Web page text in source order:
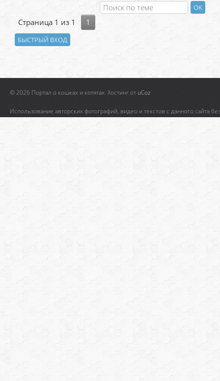
Страница 1 из 1 1
© 2026 Портал о кошках и котятах. Хостинг от uCoz
Использование авторских фотографий, видео и текстов с данного сайта